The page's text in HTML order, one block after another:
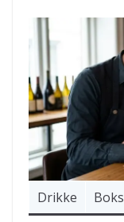
Drikke